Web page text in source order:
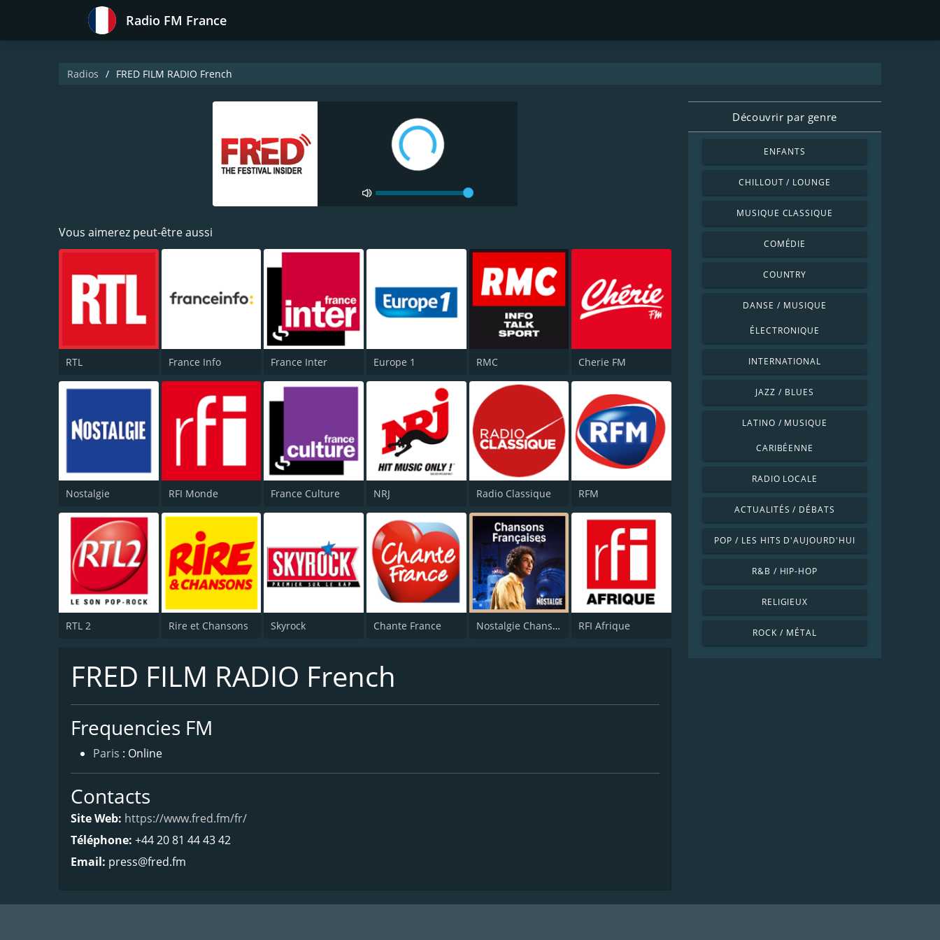
Radio FM France
Radios FRED FILM RADIO French
Vous aimerez peut-être aussi
RTL France Info France Inter Europe 1 RMC Cherie FM
Nostalgie RFI Monde France Culture NRJ Radio Classique RFM
RTL 2 Rire et Chansons Skyrock Chante France Nostalgie Chansons Françaises RFI Afrique
FRED FILM RADIO French
Frequencies FM
Paris : Online
Contacts
Site Web: https://www.fred.fm/fr/
Téléphone: +44 20 81 44 43 42
Email: press@fred.fm
Découvrir par genre
ENFANTS
CHILLOUT / LOUNGE
MUSIQUE CLASSIQUE
COMÉDIE
COUNTRY
DANSE / MUSIQUE
ÉLECTRONIQUE
INTERNATIONAL
JAZZ / BLUES
LATINO / MUSIQUE
CARIBÉENNE
RADIO LOCALE
ACTUALITÉS / DÉBATS
POP / LES HITS D'AUJOURD'HUI
R&B / HIP-HOP
RELIGIEUX
ROCK / MÉTAL